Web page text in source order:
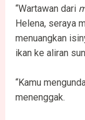
“Wartawan dari
Helena, seraya
menuangkan
ikan ke aliran
“Kamu
menenggak.